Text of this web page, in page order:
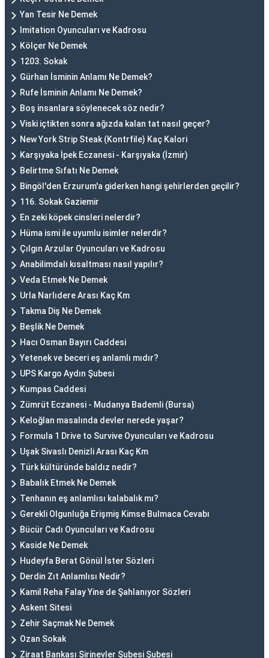
Yan Tesir Ne Demek
Imitation Oyuncuları ve Kadrosu
Kölçer Ne Demek
1203. Sokak
Gürhan İsminin Anlamı Ne Demek?
Rufe İsminin Anlamı Ne Demek?
Boş insanlara söylenecek söz nedir?
Viski içtikten sonra ağızda kalan tat nasıl geçer?
New York Strip Steak (Kontrfile) Kaç Kalori
Karşıyaka İpek Eczanesi - Karşıyaka (İzmir)
Belirtme Sıfatı Ne Demek
Bingöl'den Erzurum'a giderken hangi şehirlerden geçilir?
116. Sokak Gaziemir
En zeki köpek cinsleri nelerdir?
Hüma ismi ile uyumlu isimler nelerdir?
Çılgın Arzular Oyuncuları ve Kadrosu
Anabilimdalı kısaltması nasıl yapılır?
Veda Etmek Ne Demek
Urla Narlıdere Arası Kaç Km
Takma Diş Ne Demek
Beşlik Ne Demek
Hacı Osman Bayırı Caddesi
Yetenek ve beceri eş anlamlı mıdır?
UPS Kargo Aydın Şubesi
Kumpas Caddesi
Zümrüt Eczanesi - Mudanya Bademli (Bursa)
Keloğlan masalında devler nerede yaşar?
Formula 1 Drive to Survive Oyuncuları ve Kadrosu
Uşak Sivaslı Denizli Arası Kaç Km
Türk kültüründe baldız nedir?
Babalık Etmek Ne Demek
Tenhanın eş anlamlısı kalabalık mı?
Gerekli Olgunluğa Erişmiş Kimse Bulmaca Cevabı
Bücür Cadı Oyuncuları ve Kadrosu
Kaside Ne Demek
Hudeyfa Berat Gönül İster Sözleri
Derdin Zıt Anlamlısı Nedir?
Kamil Reha Falay Yine de Şahlanıyor Sözleri
Askent Sitesi
Zehir Saçmak Ne Demek
Ozan Sokak
Ziraat Bankası Şirinevler Şubesi Şubesi